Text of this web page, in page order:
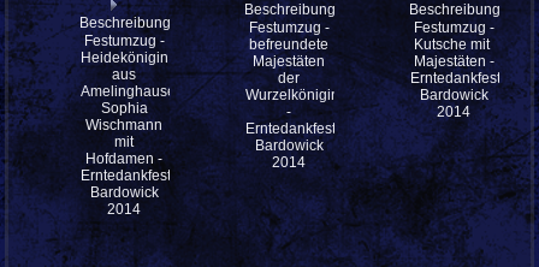
Beschreibung:
Festumzug -
Heidekönigin
aus
Amelinghausen
Sophia
Wischmann
mit
Hofdamen -
Erntedankfestes
Bardowick
2014
Beschreibung:
Festumzug -
befreundete
Majestäten
der
Wurzelkönigin
-
Erntedankfestes
Bardowick
2014
Beschreibung:
Festumzug -
Kutsche mit
Majestäten -
Erntedankfestes
Bardowick
2014